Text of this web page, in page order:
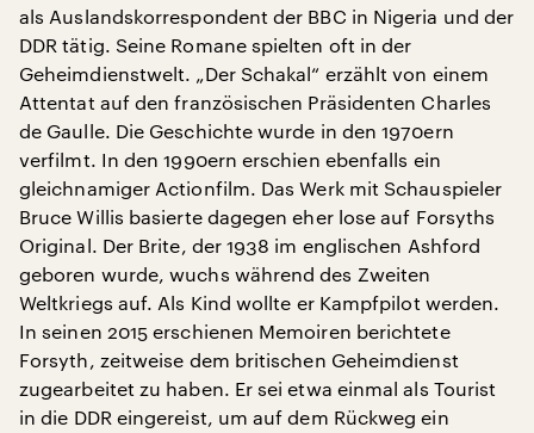
als Auslandskorrespondent der BBC in Nigeria und der
DDR tätig. Seine Romane spielten oft in der
Geheimdienstwelt. „Der Schakal“ erzählt von einem
Attentat auf den französischen Präsidenten Charles
de Gaulle. Die Geschichte wurde in den 1970ern
verfilmt. In den 1990ern erschien ebenfalls ein
gleichnamiger Actionfilm. Das Werk mit Schauspieler
Bruce Willis basierte dagegen eher lose auf Forsyths
Original. Der Brite, der 1938 im englischen Ashford
geboren wurde, wuchs während des Zweiten
Weltkriegs auf. Als Kind wollte er Kampfpilot werden.
In seinen 2015 erschienen Memoiren berichtete
Forsyth, zeitweise dem britischen Geheimdienst
zugearbeitet zu haben. Er sei etwa einmal als Tourist
in die DDR eingereist, um auf dem Rückweg ein